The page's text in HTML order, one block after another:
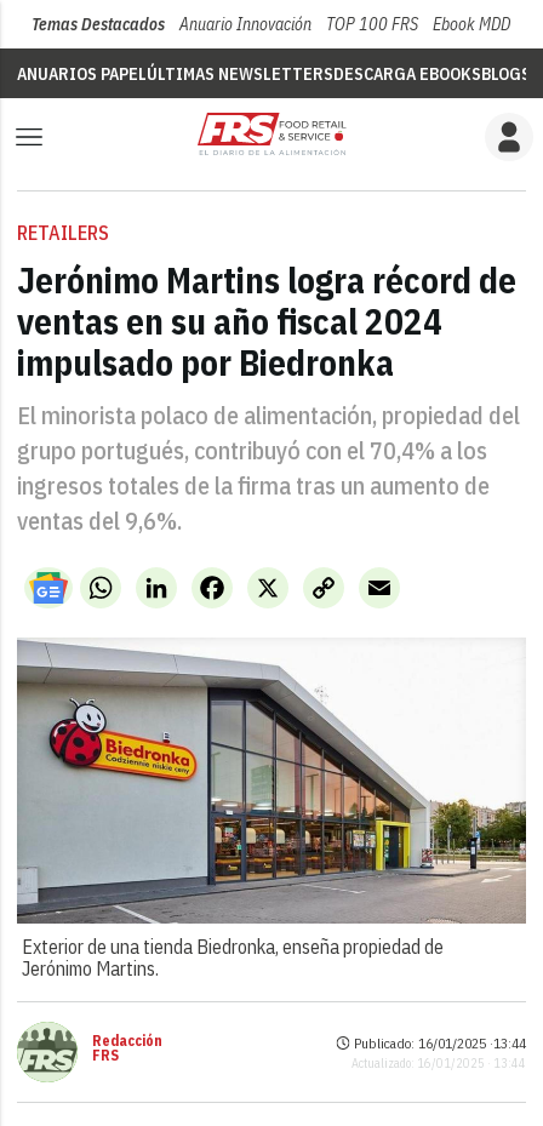
Temas Destacados Anuario Innovación TOP 100 FRS Ebook MDD
ANUARIOS PAPELÚLTIMAS NEWSLETTERSDESCARGA EBOOKSBLOGS
RETAILERS
Jerónimo Martins logra récord de
ventas en su año fiscal 2024
impulsado por Biedronka
El minorista polaco de alimentación, propiedad del
grupo portugués, contribuyó con el 70,4% a los
ingresos totales de la firma tras un aumento de
ventas del 9,6%.
WhatsAppLinkedIn X
Facebook
Copy
Link
Email
Exterior de una tienda Biedronka, enseña propiedad de
Jerónimo Martins.
Redacción
FRS
Publicado: 16/01/2025 ·13:44
Actualizado: 16/01/2025 · 13:44